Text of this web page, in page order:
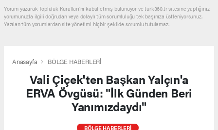
Yorum yazarak Topluluk Kuralları’nı kabul etmiş bulunuyor ve turk360.tr sitesine yaptığınız
yorumunuzla ilgili doğrudan veya dolaylı tüm sorumluluğu tek başınıza üstleniyorsunuz.
Yazılan tüm yorumlardan site yönetimi hiçbir şekilde sorumlu tutulamaz.
Anasayfa BÖLGE HABERLERİ
Vali Çiçek'ten Başkan Yalçın'a
ERVA Övgüsü: "İlk Günden Beri
Yanımızdaydı"
BÖLGE HABERLERİ